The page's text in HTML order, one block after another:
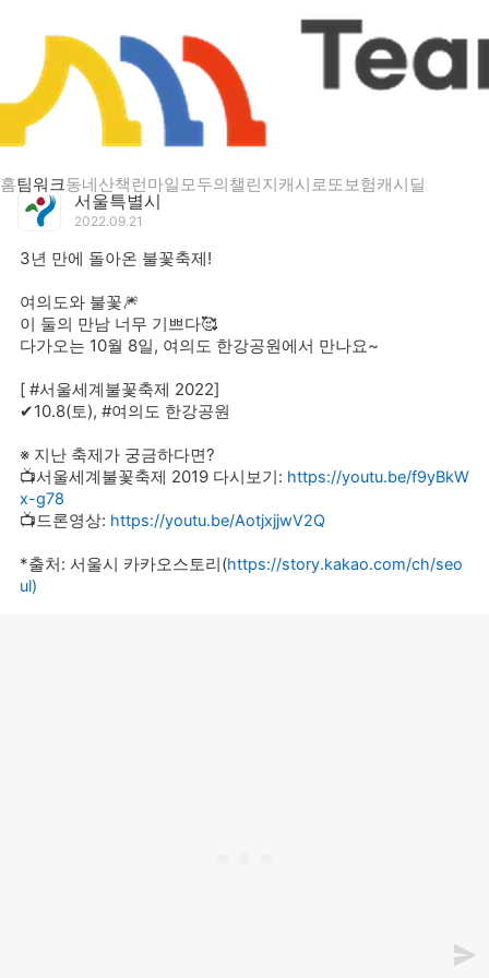
홈팀워크동네산책 런마일모두의챌린지캐시로또보험캐시딜
게시글 상세
3년 만에 돌아온 불꽃축제!
서울특별시
2022.09.21
3년 만에 돌아온 불꽃축제!
여의도와 불꽃🎆
이 둘의 만남 너무 기쁘다🥰
다가오는 10월 8일, 여의도 한강공원에서 만나요~
[ #서울세계불꽃축제 2022]
✔10.8(토), #여의도 한강공원
※ 지난 축제가 궁금하다면?
📺서울세계불꽃축제 2019 다시보기: https://youtu.be/f9yBkW
x-g78
📺드론영상: https://youtu.be/AotjxjjwV2Q
*출처: 서울시 카카오스토리(https://story.kakao.com/ch/seo
ul)